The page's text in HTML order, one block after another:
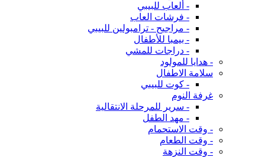
- ألعاب للبيبي
- فرشات العاب
- مراجيح - ترامبولين للبيبي
- بيمبا للأطفال
- دراجات للمشي
- هدايا للمولود
سلامة الاطفال
- كوت للبيبي
غرفة النوم
- سرير للمرحلة الانتقالية
- مهد الطفل
- وقت الاستحمام
- وقت الطعام
- وقت النزهة